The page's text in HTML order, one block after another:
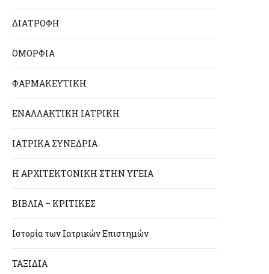
ΔΙΑΤΡΟΦΗ
ΟΜΟΡΦΙΑ
ΦΑΡΜΑΚΕΥΤΙΚΗ
ΕΝΑΛΛΑΚΤΙΚΗ ΙΑΤΡΙΚΗ
ΙΑΤΡΙΚΑ ΣΥΝΕΔΡΙΑ
Η ΑΡΧΙΤΕΚΤΟΝΙΚΗ ΣΤΗΝ ΥΓΕΙΑ
ΒΙΒΛΙΑ – ΚΡΙΤΙΚΕΣ
Ιστορία των Ιατρικών Επιστημών
ΤΑΞΙΔΙΑ